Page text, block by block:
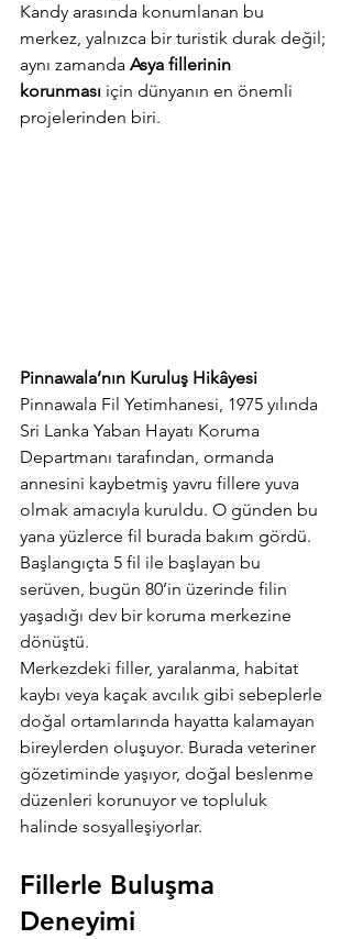
Kandy arasında konumlanan bu
merkez, yalnızca bir turistik durak değil;
aynı zamanda Asya fillerinin
korunması için dünyanın en önemli
projelerinden biri.
Pinnawala’nın Kuruluş Hikâyesi
Pinnawala Fil Yetimhanesi, 1975 yılında
Sri Lanka Yaban Hayatı Koruma
Departmanı tarafından, ormanda
annesini kaybetmiş yavru fillere yuva
olmak amacıyla kuruldu. O günden bu
yana yüzlerce fil burada bakım gördü.
Başlangıçta 5 fil ile başlayan bu
serüven, bugün 80’in üzerinde filin
yaşadığı dev bir koruma merkezine
dönüştü.
Merkezdeki filler, yaralanma, habitat
kaybı veya kaçak avcılık gibi sebeplerle
doğal ortamlarında hayatta kalamayan
bireylerden oluşuyor. Burada veteriner
gözetiminde yaşıyor, doğal beslenme
düzenleri korunuyor ve topluluk
halinde sosyalleşiyorlar.
Fillerle Buluşma
Deneyimi